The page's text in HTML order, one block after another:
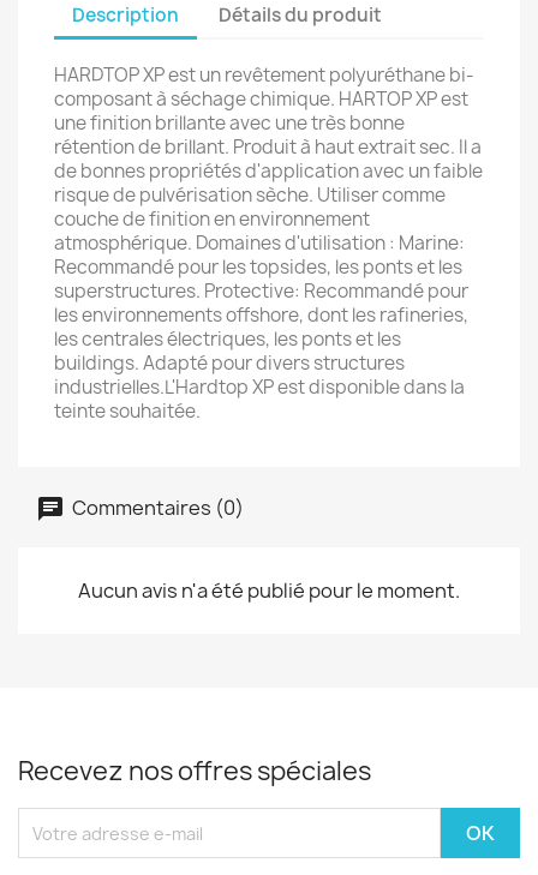
Description Détails du produit
HARDTOP XP est un revêtement polyuréthane bi-
composant à séchage chimique. HARTOP XP est
une finition brillante avec une très bonne
rétention de brillant. Produit à haut extrait sec. Il a
de bonnes propriétés d'application avec un faible
risque de pulvérisation sèche. Utiliser comme
couche de finition en environnement
atmosphérique. Domaines d'utilisation : Marine:
Recommandé pour les topsides, les ponts et les
superstructures. Protective: Recommandé pour
les environnements offshore, dont les rafineries,
les centrales électriques, les ponts et les
buildings. Adapté pour divers structures
industrielles.L'Hardtop XP est disponible dans la
teinte souhaitée.
Commentaires (0)
Aucun avis n'a été publié pour le moment.
Recevez nos offres spéciales